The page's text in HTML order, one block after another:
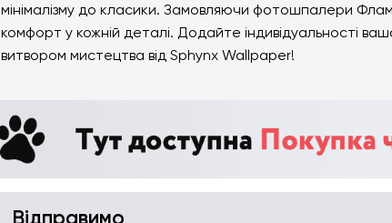
мінімалізму до класики. Замовляючи фотошпалери
комфорт у кожній деталі. Додайте індивідуальності
витвором мистецтва від Sphynx Wallpaper!
Відправимо